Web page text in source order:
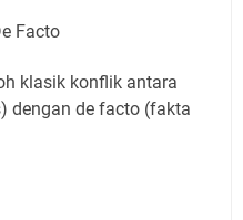
Facto
klasik konflik antara
dengan de facto (fakta